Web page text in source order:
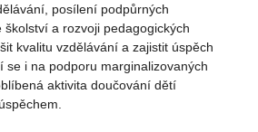
posílení podpůrných
školství a rozvoji pedagogických
kvalitu vzdělávání a zajistit úspěch
se i na podporu marginalizovaných
aktivita doučování dětí